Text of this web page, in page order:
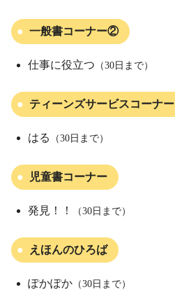
一般書コーナー②
仕事に役立つ （30日まで）
ティーンズサービスコーナー
はる （30日まで）
児童書コーナー
発見！！ （30日まで）
えほんのひろば
ぽかぽか （30日まで）